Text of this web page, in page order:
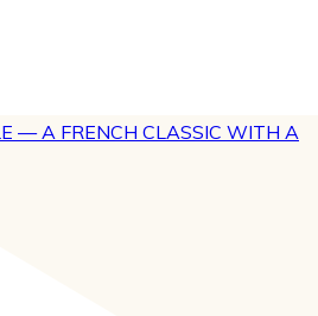
— A FRENCH CLASSIC WITH A